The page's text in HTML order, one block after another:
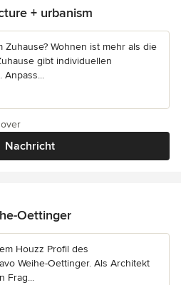
+ urbanism
Zuhause? Wohnen ist mehr als die
gibt individuellen
Anpass...
Nachricht
Oettinger
Houzz Profil des
Weihe-Oettinger. Als Architekt
Frag...